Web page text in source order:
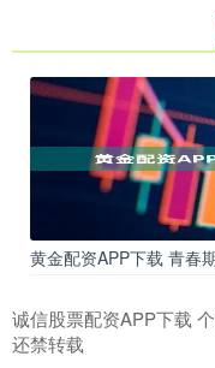
黄金配资APP下载 青春
诚信股票配资APP下载
还禁转载